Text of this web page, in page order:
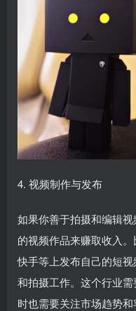
4. 视频制作与发布
如果你善于拍摄和编辑
的视频作品来赚取收入。
快手等上发布自己的短
和拍摄工作。这个行业
时也需要关注市场趋势和